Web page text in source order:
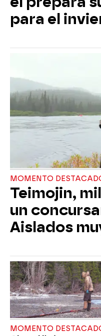
para el
MOMENTO
Teimojin,
un
Aislados
MOMENTO